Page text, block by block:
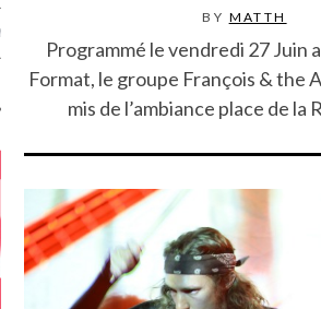
BY MATTH
Programmé le vendredi 27 Juin
Format, le groupe François & the
mis de l’ambiance place de la